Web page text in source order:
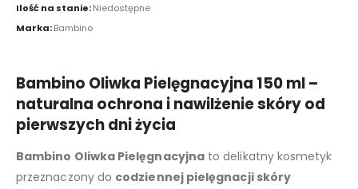
Ilość na stanie:Niedostępne
Marka:Bambino
Bambino Oliwka Pielęgnacyjna 150 ml –
naturalna ochrona i nawilżenie skóry od
pierwszych dni życia
Bambino Oliwka Pielęgnacyjnato delikatny kosmetyk
przeznaczony do codziennej pielęgnacji skóry